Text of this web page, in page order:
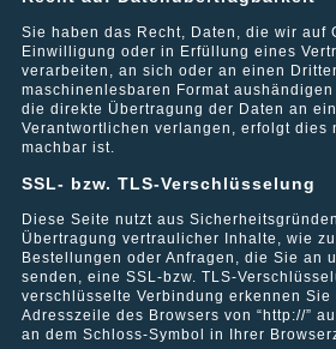
Über uns
Rita Ulke |
aufmerksam werden, bitten wir um einen
Hinweis. Bei Bekanntwerden von
wir derartige Inhalte umgehend
Mitgliedschaften:
Sie haben das Recht, Daten, die wir auf
Einwilligung oder in Erfüllung eines
verarbeiten, an sich oder an einen
maschinenlesbaren Format
die direkte Übertragung der Daten an
Verantwortlichen verlangen, erfolgt dies
machbar ist.
SSL- bzw. TLS-Verschlüsselung
Diese Seite nutzt aus
Übertragung vertraulicher Inhalte, wie
Bestellungen oder Anfragen, die Sie an
senden, eine SSL-bzw. TLS-
verschlüsselte Verbindung erkennen Sie
Adresszeile des Browsers von “http://”
an dem Schloss-Symbol in Ihrer